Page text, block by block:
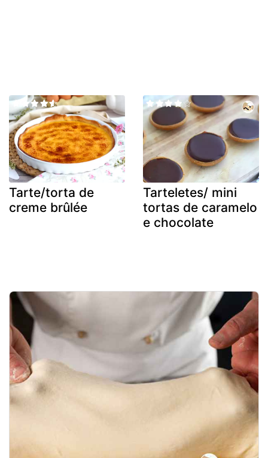
Tarte/torta de
creme brûlée
Tarteletes/ mini
tortas de caramelo
e chocolate